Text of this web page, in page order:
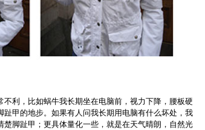
利，比如蜗牛我长期坐在电脑前，视力下降，腰板硬
趾甲的地步。如果有人问我长期用电脑有什么坏处，我
楚脚趾甲；更具体量化一些，就是在天气晴朗，自然光